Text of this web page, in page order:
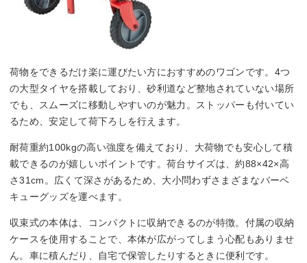
荷物をできるだけ楽に運びたい方におすすめのワゴンです。4つ
の大型タイヤを搭載しており、砂利道など整地されていない場所
でも、スムーズに移動しやすいのが魅力。ストッパーも付いてい
るため、安定して荷下ろしを行えます。
耐荷重約100kgの高い強度を備えており、大荷物でも安心して積
載できるのが嬉しいポイントです。荷台サイズは、約88×42×高
さ31cm。広くて深さがあるため、大小問わずさまざまなバーベ
キューグッズを運べます。
収束式の本体は、コンパクトに収納できるのが特徴。付属の収納
ケースを使用することで、本体が広がってしまう心配もありませ
ん。車に積んだり、自宅で保管したりするときに便利です。